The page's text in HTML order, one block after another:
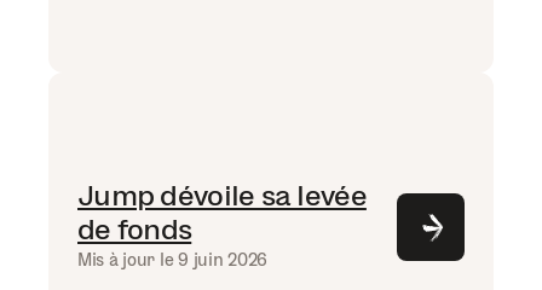
Jump dévoile sa levée
de fonds
Mis à jour le 9 juin 2026